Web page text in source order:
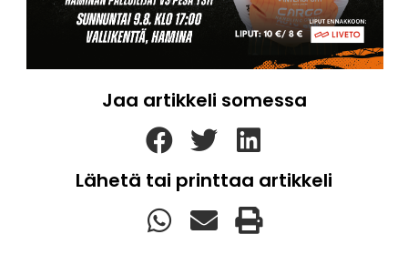
Jaa artikkeli somessa
Lähetä tai printtaa artikkeli